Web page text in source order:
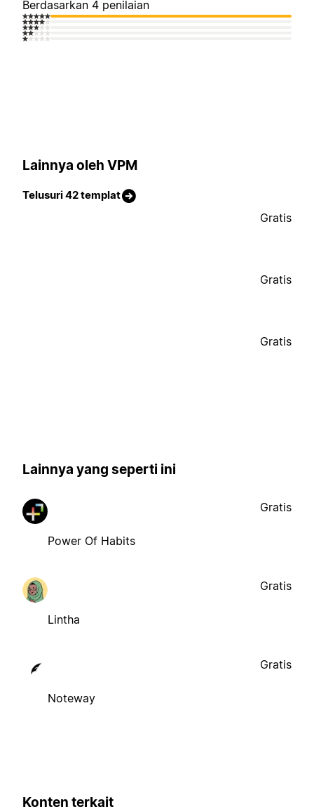
Berdasarkan 4 penilaian
Lainnya oleh VPM
Telusuri 42 templat
Gratis
Gratis
Gratis
Lainnya yang seperti ini
Power Of Habits
Gratis
Lintha
Gratis
Noteway
Gratis
Konten terkait